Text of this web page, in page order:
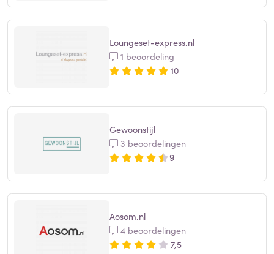
Loungeset-express.nl
1 beoordeling
10
Gewoonstijl
3 beoordelingen
9
Aosom.nl
4 beoordelingen
7,5